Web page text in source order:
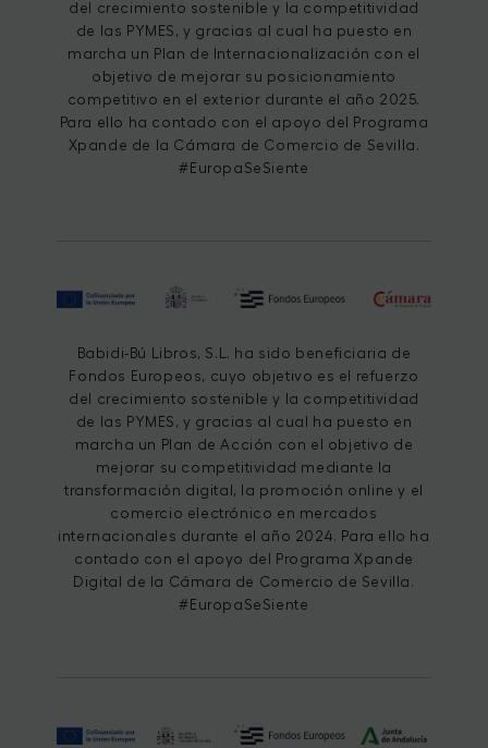
del crecimiento sostenible y la competitividad
de las PYMES, y gracias al cual ha puesto en
marcha un Plan de Internacionalización con el
objetivo de mejorar su posicionamiento
competitivo en el exterior durante el año 2025.
Para ello ha contado con el apoyo del Programa
Xpande de la Cámara de Comercio de Sevilla.
#EuropaSeSiente
Babidi-Bú Libros, S.L. ha sido beneficiaria de
Fondos Europeos, cuyo objetivo es el refuerzo
del crecimiento sostenible y la competitividad
de las PYMES, y gracias al cual ha puesto en
marcha un Plan de Acción con el objetivo de
mejorar su competitividad mediante la
transformación digital, la promoción online y el
comercio electrónico en mercados
internacionales durante el año 2024. Para ello ha
contado con el apoyo del Programa Xpande
Digital de la Cámara de Comercio de Sevilla.
#EuropaSeSiente